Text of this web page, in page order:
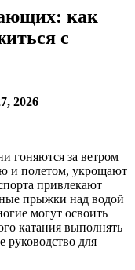
как
с
2026
гоняются за ветром
и полетом, укрощают
привлекают
прыжки над водой
могут освоить
катания выполнять
руководство для